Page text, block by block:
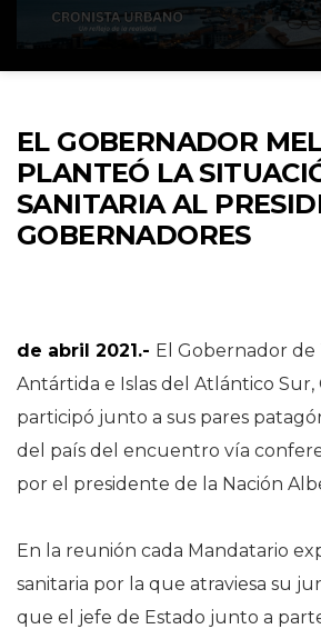
EL GOBERNADOR
PLANTEÓ LA
SANITARIA AL
GOBERNADORES
de abril 2021.- El Gobernador de
Antártida e Islas del Atlántico Sur,
participó junto a sus pares
del país del encuentro vía
por el presidente de la Nación
En la reunión cada Mandatario
sanitaria por la que atraviesa su
que el jefe de Estado junto a